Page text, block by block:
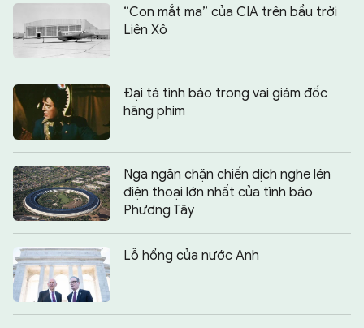
“Con mắt ma” của CIA trên bầu trời
Liên Xô
Đại tá tình báo trong vai giám đốc
hãng phim
Nga ngăn chặn chiến dịch nghe lén
điện thoại lớn nhất của tình báo
Phương Tây
Lỗ hổng của nước Anh